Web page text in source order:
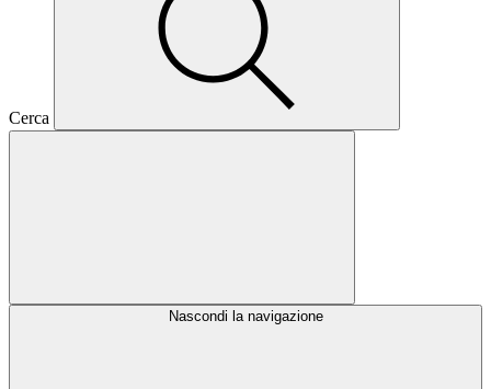
Cerca
Nascondi la navigazione